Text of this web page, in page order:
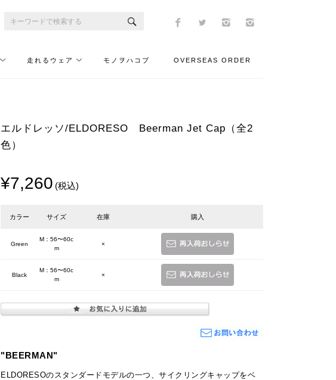
走れるウェア モノヲハコブ OVERSEAS ORDER
エルドレッソ/ELDORESO Beerman Jet Cap（全2
色）
¥7,260 (税込)
カラー サイズ 在庫 購入
Green
M：56〜60c
m
×
Black
M：56〜60c
m
×
"BEERMAN"
ELDORESOのスタンダードモデルの一つ、サイクリングキャップをベ